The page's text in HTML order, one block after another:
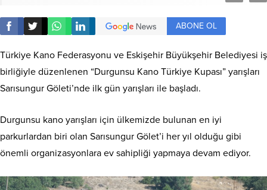
ABONE OL
Türkiye Kano Federasyonu ve Eskişehir Büyükşehir Belediyesi iş
birliğiyle düzenlenen “Durgunsu Kano Türkiye Kupası” yarışları
Sarısungur Göleti’nde ilk gün yarışları ile başladı.
Durgunsu kano yarışları için ülkemizde bulunan en iyi
parkurlardan biri olan Sarısungur Gölet’i her yıl olduğu gibi
önemli organizasyonlara ev sahipliği yapmaya devam ediyor.